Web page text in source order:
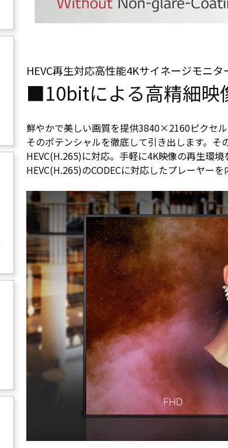
HEVC再生対応高性能4Kサイネージモニタ
■10bitによる高精細映
鮮やかで美しい画質を提供3840×2160ピクセル
そのポテンシャルを徹底して引き出します。そ
HEVC(H.265)に対応。手軽に4K映像の再生環境
HEVC(H.265)のCODECに対応したプレーヤー